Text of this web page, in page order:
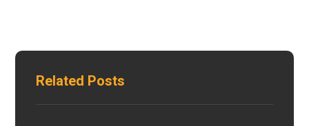
Related Posts